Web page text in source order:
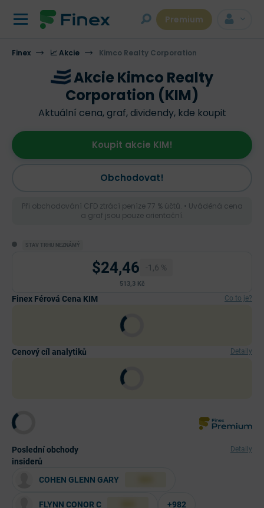
Premium
Finex 📈 Akcie Kimco Realty Corporation
Akcie Kimco Realty
Corporation (KIM)
Aktuální cena, graf, dividendy, kde koupit
Obchodovat!
Koupit akcie KIM!
Při obchodování CFD ztrácí peníze 77 % účtů. • Uváděná cena
a graf jsou pouze orientační.
STAV TRHU NEZNÁMÝ
$24,46 -1,6 %
513,3 Kč
Finex Férová Cena KIM Co to je?
Cenový cíl analytiků Detaily
Poslední obchody
insiderů
Detaily
COHEN GLENN GARY
FLYNN CONOR C +982